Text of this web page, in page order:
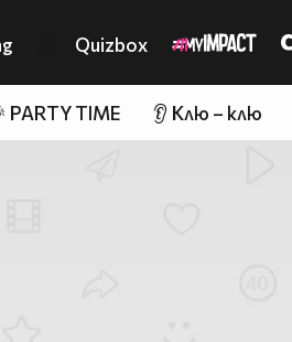
Quizbox
PARTY TIME 👂 Клю – клю